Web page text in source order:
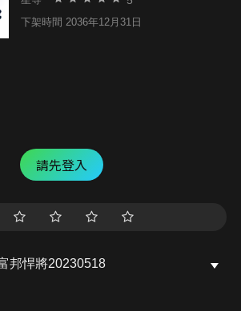
下架時間 2036年12月31日
請先登入
邦悍將20230518